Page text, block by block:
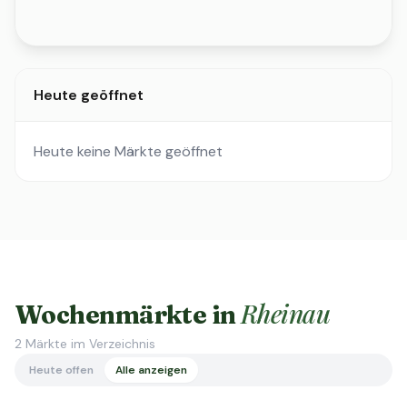
Heute geöffnet
Heute keine Märkte geöffnet
Wochenmärkte inRheinau
2 Märkte im Verzeichnis
Heute offen Alle anzeigen